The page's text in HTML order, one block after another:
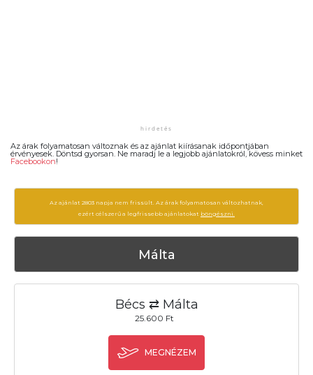
Az árak folyamatosan változnak és az ajánlat kiírásanak időpontjában
érvényesek. Döntsd gyorsan. Ne maradj le a legjobb ajánlatokról, kövess minket
Facebookon!
Az ajánlat 2803 napja nem frissült. Az árak folyamatosan változhatnak,
ezért célszerű a legfrissebb ajánlatokat böngészni.
Málta
Bécs ⇄ Málta
25.600 Ft
MEGNÉZEM